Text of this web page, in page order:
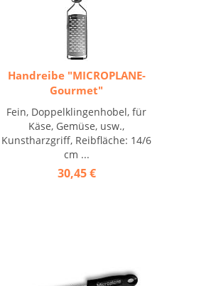
Handreibe "MICROPLANE-
Gourmet"
Fein, Doppelklingenhobel, für
Käse, Gemüse, usw.,
Kunstharzgriff, Reibfläche: 14/6
cm ...
30,45 €